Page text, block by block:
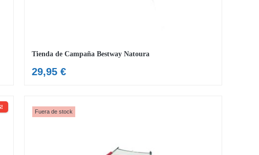
Tienda de Campaña Bestway Natoura
29,95€
Fuera de stock